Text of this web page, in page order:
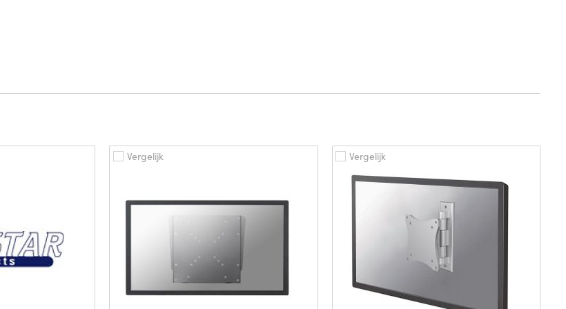
Vergelijk Vergelijk